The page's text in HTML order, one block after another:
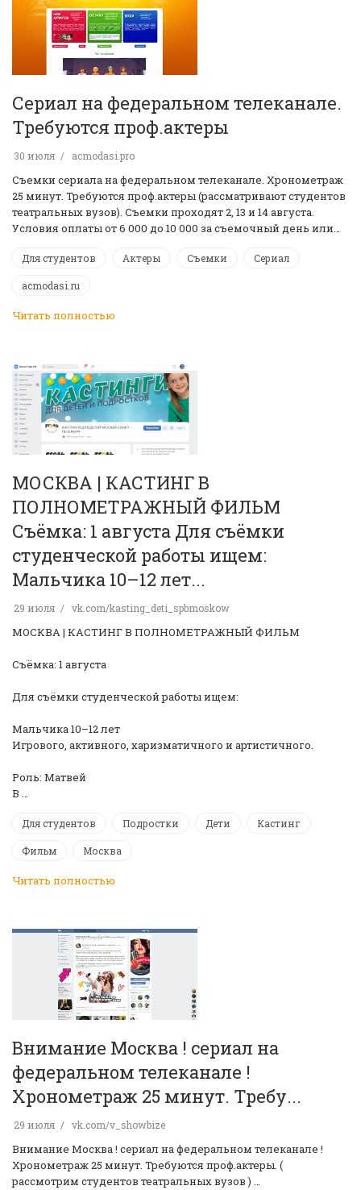
Сериал на федеральном телеканале.
Требуются проф.актеры
30 июля acmodasi.pro
Съемки сериала на федеральном телеканале. Хронометраж
25 минут. Требуются проф.актеры (рассматривают студентов
театральных вузов). Съемки проходят 2, 13 и 14 августа.
Условия оплаты от 6 000 до 10 000 за съемочный день или…
Для студентов Актеры Съемки Сериал
acmodasi.ru
Читать полностью
МОСКВА | КАСТИНГ В
ПОЛНОМЕТРАЖНЫЙ ФИЛЬМ
Съёмка: 1 августа Для съёмки
студенческой работы ищем:
Мальчика 10–12 лет...
29 июля vk.com/kasting_deti_spbmoskow
МОСКВА | КАСТИНГ В ПОЛНОМЕТРАЖНЫЙ ФИЛЬМ
Съёмка: 1 августа
Для съёмки студенческой работы ищем:
Мальчика 10–12 лет
Игрового, активного, харизматичного и артистичного.
Роль: Матвей
В …
Для студентов Подростки Дети Кастинг
Фильм Москва
Читать полностью
Внимание Москва ! сериал на
федеральном телеканале !
Хронометраж 25 минут. Требу...
29 июля vk.com/v_showbize
Внимание Москва ! сериал на федеральном телеканале !
Хронометраж 25 минут. Требуются проф.актеры. (
рассмотрим студентов театральных вузов ) …